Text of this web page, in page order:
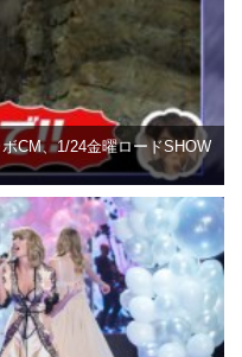
CM、1/24金曜ロードSHOW